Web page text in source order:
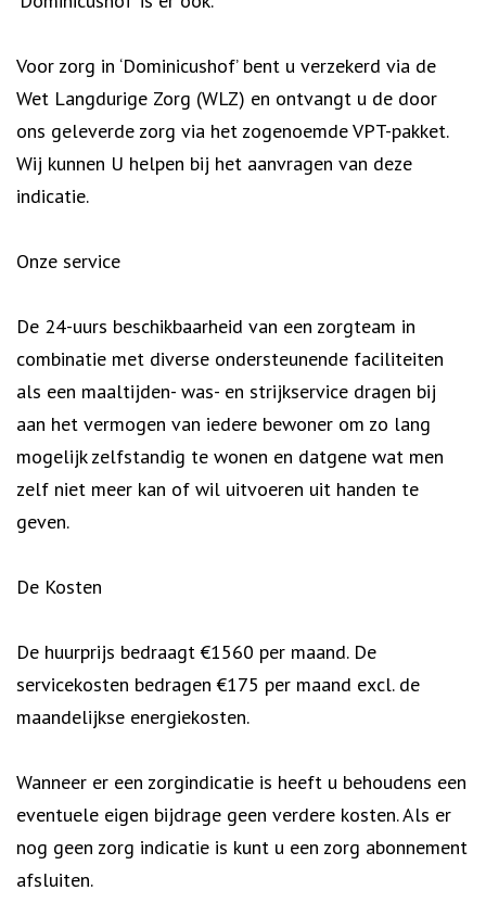
Voor zorg in ‘Dominicushof’ bent u verzekerd via de
Wet Langdurige Zorg (WLZ) en ontvangt u de door
ons geleverde zorg via het zogenoemde VPT-pakket.
Wij kunnen U helpen bij het aanvragen van deze
indicatie.
Onze service
De 24-uurs beschikbaarheid van een zorgteam in
combinatie met diverse ondersteunende faciliteiten
als een maaltijden- was- en strijkservice dragen bij
aan het vermogen van iedere bewoner om zo lang
mogelijk zelfstandig te wonen en datgene wat men
zelf niet meer kan of wil uitvoeren uit handen te
geven.
De Kosten
De huurprijs bedraagt €1560 per maand. De
servicekosten bedragen €175 per maand excl. de
maandelijkse energiekosten.
Wanneer er een zorgindicatie is heeft u behoudens een
eventuele eigen bijdrage geen verdere kosten. Als er
nog geen zorg indicatie is kunt u een zorg abonnement
afsluiten.